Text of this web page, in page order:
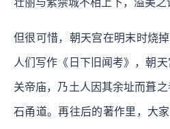
但很可惜，朝天宫在明末时烧
人们写作《日下旧闻考》，朝
关帝庙，乃土人因其余址而葺
石甬道。再往后的著作里，大